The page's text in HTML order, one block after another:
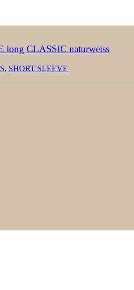
long CLASSIC naturweiss
, SHORT SLEEVE